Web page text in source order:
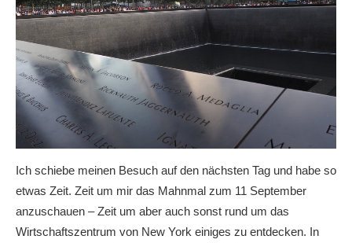
Ich schiebe meinen Besuch auf den nächsten Tag und habe so
etwas Zeit. Zeit um mir das Mahnmal zum 11 September
anzuschauen – Zeit um aber auch sonst rund um das
Wirtschaftszentrum von New York einiges zu entdecken. In